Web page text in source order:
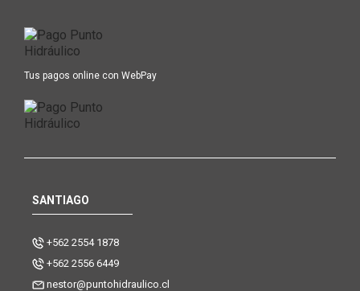
Tus pagos online con WebPay
SANTIAGO
+562 2554 1878
+562 2556 6449
nestor@puntohidraulico.cl